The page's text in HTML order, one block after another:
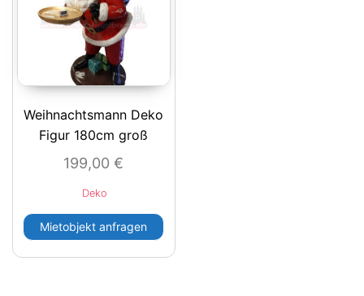
Weihnachtsmann Deko
Figur 180cm groß
199,00€
Deko
Mietobjekt anfragen